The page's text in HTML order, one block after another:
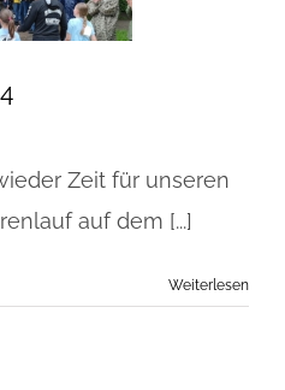
Zeit für unseren
auf dem [...]
Weiterlesen